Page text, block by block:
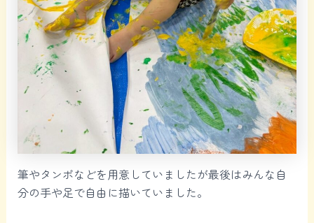
筆やタンポなどを用意していましたが最後はみんな自
分の手や足で自由に描いていました。